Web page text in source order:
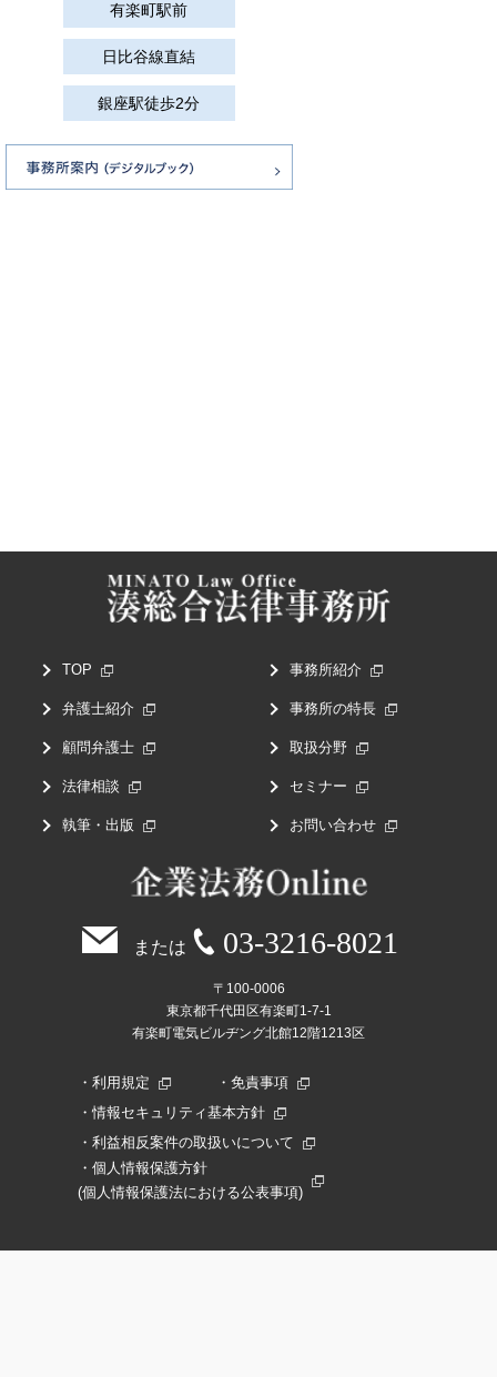
有楽町駅前
日比谷線直結
銀座駅徒歩2分
TOP 事務所紹介
弁護士紹介 事務所の特長
顧問弁護士 取扱分野
法律相談 セミナー
執筆・出版 お問い合わせ
または 03-3216-8021
〒100-0006
東京都千代田区有楽町1-7-1
有楽町電気ビルヂング北館12階1213区
利用規定
免責事項
情報セキュリティ基本方針
利益相反案件の取扱いについて
個人情報保護方針
(個人情報保護法における公表事項)